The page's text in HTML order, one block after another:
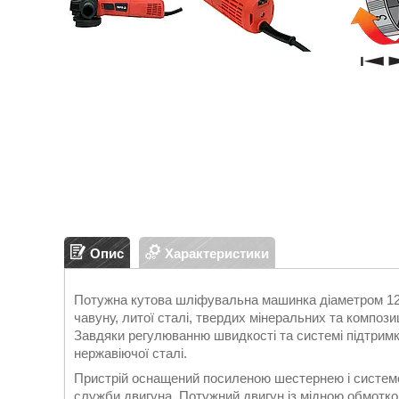
Опис Характеристики
Потужна кутова шліфувальна машинка діаметром
чавуну, литої сталі, твердих мінеральних та
Завдяки регулюванню швидкості та системі
нержавіючої сталі.
Пристрій оснащений посиленою шестернею і
служби двигуна. Потужний двигун із мідною